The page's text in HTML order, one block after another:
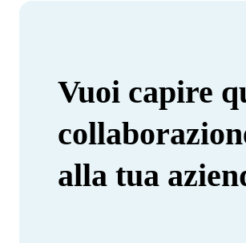
Vuoi capire
alla tua